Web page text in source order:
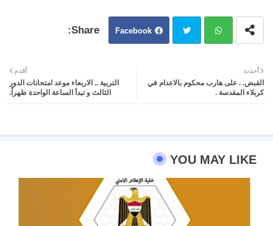
Facebook
ter atsa
أحدث
القبض. . على هارب محكوم بالاعدام في
كربلاء المقدسة .
أقدم
التربية .. الاربعاء موعد امتحانات الدور
الثالث و تبدأ الساعة الواحدة ظهراً.
YOU MAY LIKE